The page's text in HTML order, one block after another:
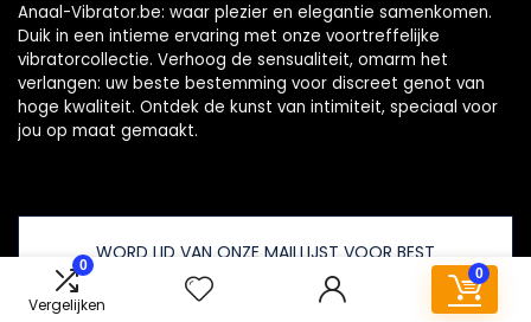
0
Vergelijken
0
Anaal-Vibrator.be: waar plezier en elegantie samenkomen.
Duik in een intieme ervaring met onze voortreffelijke
vibratorcollectie. Verhoog de sensualiteit, omarm het
verlangen: uw beste bestemming voor discreet genot van
hoge kwaliteit. Ontdek de kunst van intimiteit, speciaal voor
jou op maat gemaakt.
WORD LID VAN ONZE MAILLIJST VOOR BEST
Aanbiedingen